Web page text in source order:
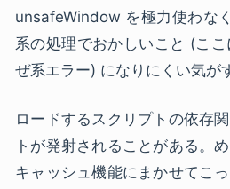
unsafeWindow を極力使わな
系の処理でおかしいこと (こ
ぜ系エラー) になりにくい気が
ロードするスクリプトの依存
トが発射されることがある。
キャッシュ機能にまかせてこ